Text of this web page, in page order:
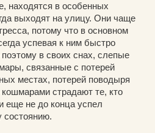
находятся в особенных
выходят на улицу. Они чаще
потому что в основном
успевая к ним быстро
в своих снах, слепые
связанные с потерей
местах, потерей поводыря
страдают те, кто
еще не до конца успел
состоянию.